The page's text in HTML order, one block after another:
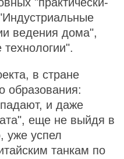
ведения дома",
в стране
образования:
и даже
еще не выйдя в
уже успел
танкам по